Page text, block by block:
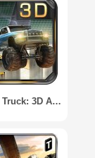
Monster Truck: 3D Arena Stunts